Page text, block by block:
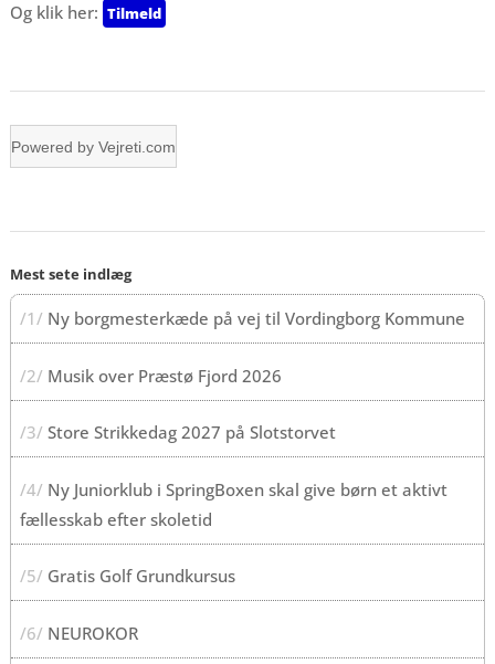
Og klik her:
Powered by Vejreti.com
Mest sete indlæg
/1/ Ny borgmesterkæde på vej til Vordingborg Kommune
/2/ Musik over Præstø Fjord 2026
/3/ Store Strikkedag 2027 på Slotstorvet
/4/ Ny Juniorklub i SpringBoxen skal give børn et aktivt
fællesskab efter skoletid
/5/ Gratis Golf Grundkursus
/6/ NEUROKOR